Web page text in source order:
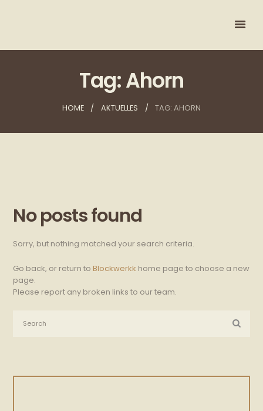
Tag: Ahorn
HOME AKTUELLES TAG: AHORN
No posts found
Sorry, but nothing matched your search criteria.
Go back, or return to Blockwerkk home page to choose a new
page.
Please report any broken links to our team.